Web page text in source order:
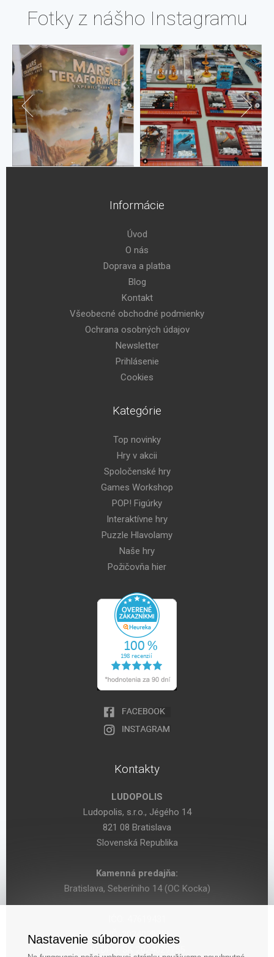
Fotky z nášho Instagramu
Informácie
Úvod
O nás
Doprava a platba
Blog
Kontakt
Všeobecné obchodné podmienky
Ochrana osobných údajov
Newsletter
Prihlásenie
Cookies
Kategórie
Top novinky
Hry v akcii
Spoločenské hry
Games Workshop
POP! Figúrky
Interaktívne hry
Puzzle Hlavolamy
Naše hry
Požičovňa hier
Kontakty
LUDOPOLIS
Ludopolis, s.r.o., Jégého 14
821 08 Bratislava
Slovenská Republika
Kamenná predajňa:
Bratislava, Seberíniho 14 (OC Kocka)
DIČ: 2024029755
Nastavenie súborov cookies